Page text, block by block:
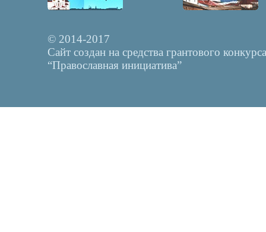
© 2014-2017
Сайт создан на средства грантового конкурса
“Православная инициатива”